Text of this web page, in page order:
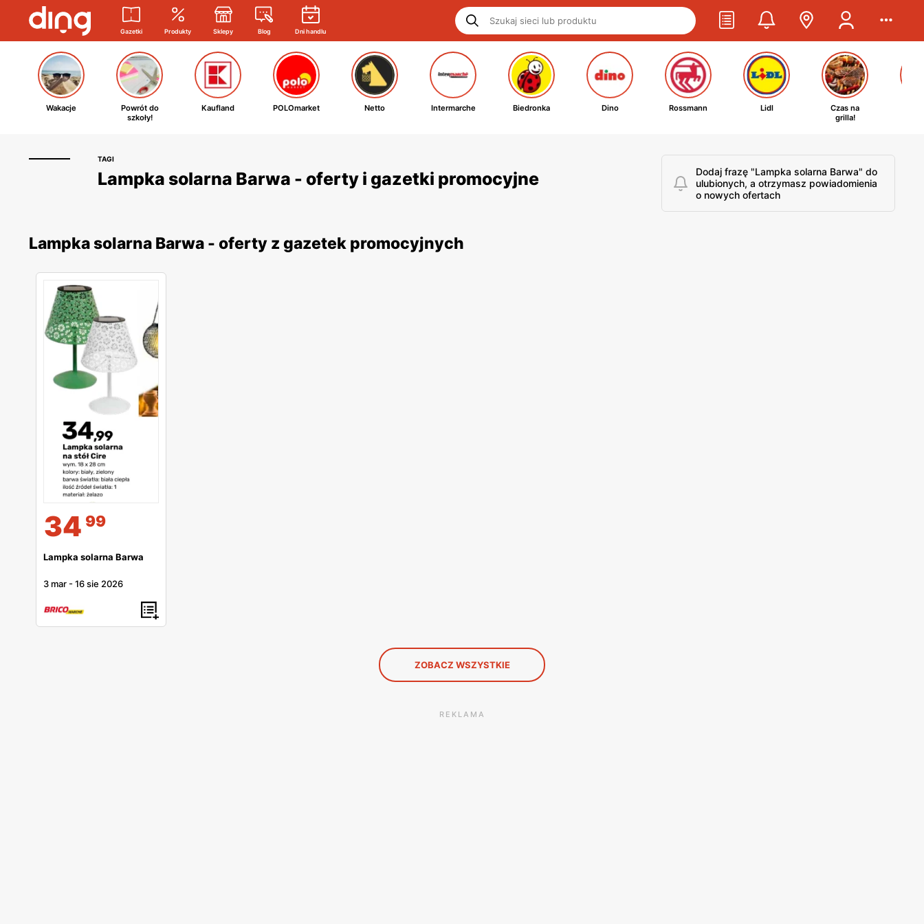
Gazetki Produkty Sklepy Blog Dni handlu
Wakacje
Powrót do
szkoły!
Kaufland POLOmarket Netto Intermarche Biedronka Dino Rossmann Lidl
Czas na
grilla!
TAGI
Lampka solarna Barwa - oferty i gazetki promocyjne
Dodaj frazę "Lampka solarna Barwa" do
ulubionych, a otrzymasz powiadomienia
o nowych ofertach
Lampka solarna Barwa - oferty z gazetek promocyjnych
34 99
Lampka solarna Barwa
3 mar -16 sie 2026
ZOBACZ WSZYSTKIE
REKLAMA